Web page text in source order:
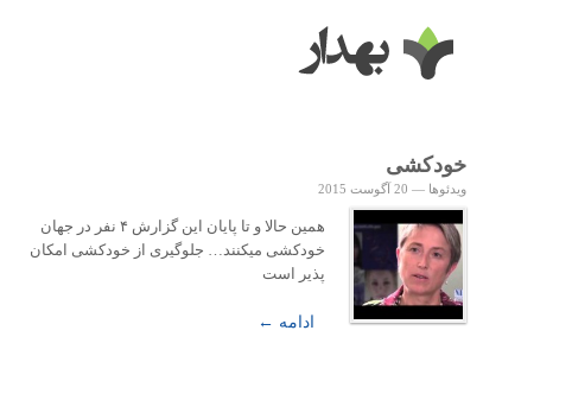
خودکشی
ویدئوها — 20 آگوست 2015
همین حالا و تا پایان این گزارش ۴ نفر در جهان
خودکشی میکنند… جلوگیری از خودکشی امکان
پذیر است
ادامه ←